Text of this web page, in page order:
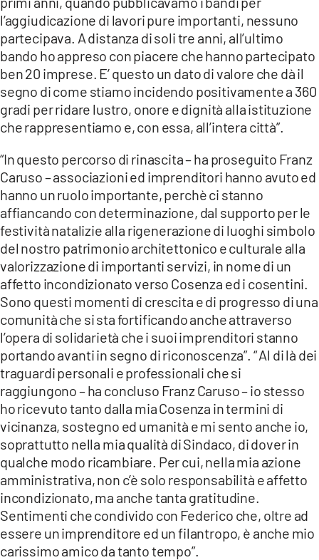
l’aggiudicazione di lavori pure importanti, nessuno
partecipava. A distanza di soli tre anni, all’ultimo
bando ho appreso con piacere che hanno partecipato
ben 20 imprese. E’ questo un dato di valore che dà il
segno di come stiamo incidendo positivamente a 360
gradi per ridare lustro, onore e dignità alla istituzione
che rappresentiamo e, con essa, all’intera città”.
“In questo percorso di rinascita – ha proseguito Franz
Caruso – associazioni ed imprenditori hanno avuto ed
hanno un ruolo importante, perchè ci stanno
affiancando con determinazione, dal supporto per le
festività natalizie alla rigenerazione di luoghi simbolo
del nostro patrimonio architettonico e culturale alla
valorizzazione di importanti servizi, in nome di un
affetto incondizionato verso Cosenza ed i cosentini.
Sono questi momenti di crescita e di progresso di una
comunità che si sta fortificando anche attraverso
l’opera di solidarietà che i suoi imprenditori stanno
portando avanti in segno di riconoscenza”. “ Al di là dei
traguardi personali e professionali che si
raggiungono – ha concluso Franz Caruso – io stesso
ho ricevuto tanto dalla mia Cosenza in termini di
vicinanza, sostegno ed umanità e mi sento anche io,
soprattutto nella mia qualità di Sindaco, di dover in
qualche modo ricambiare. Per cui, nella mia azione
amministrativa, non c’è solo responsabilità e affetto
incondizionato, ma anche tanta gratitudine.
Sentimenti che condivido con Federico che, oltre ad
essere un imprenditore ed un filantropo, è anche mio
carissimo amico da tanto tempo”.